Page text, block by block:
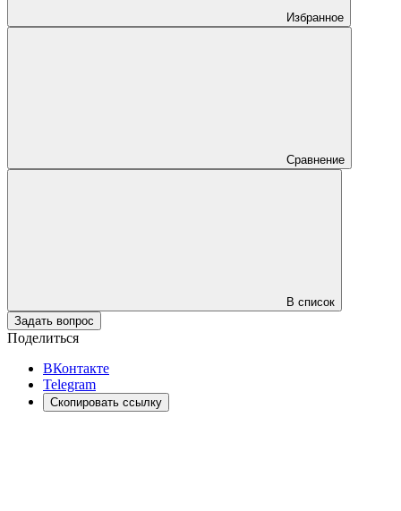
Избранное
Сравнение
В список
Задать вопрос
Поделиться
ВКонтакте
Telegram
Скопировать ссылку